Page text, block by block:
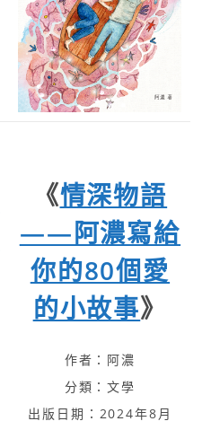
《情深物語
——阿濃寫給
你的80個愛
的小故事》
作者：阿濃
分類：文學
出版日期：2024年8月